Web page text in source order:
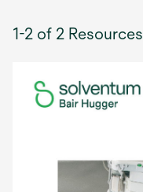
1-2 of 2 Resources